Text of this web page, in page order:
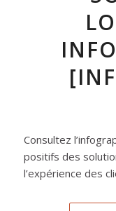
Consultez
positifs des
l’expérience des